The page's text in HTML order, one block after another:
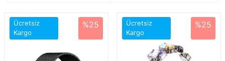
Ücretsiz
Kargo
%25
Ücretsiz
Kargo
%25